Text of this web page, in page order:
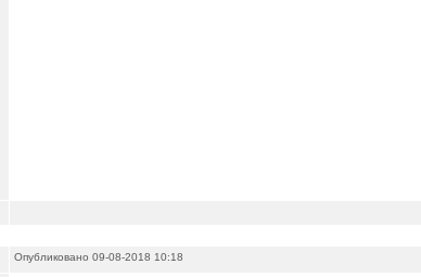
Опубликовано 09-08-2018 10:18